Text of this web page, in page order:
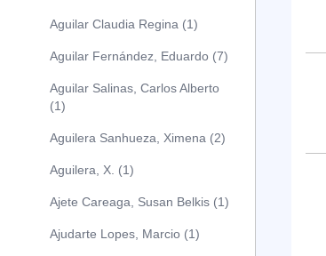
Aguilar Claudia Regina (1)
Aguilar Fernández, Eduardo (7)
Aguilar Salinas, Carlos Alberto
(1)
Aguilera Sanhueza, Ximena (2)
Aguilera, X. (1)
Ajete Careaga, Susan Belkis (1)
Ajudarte Lopes, Marcio (1)